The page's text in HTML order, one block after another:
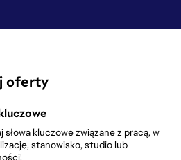
oferty
słowa kluczowe związane z pracą, w
stanowisko, studio lub